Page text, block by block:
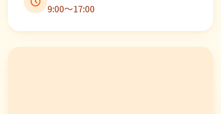
9:00〜17:00